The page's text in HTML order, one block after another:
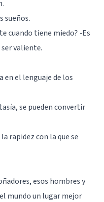
sueños.
cuando tiene miedo? -Es
valiente.
en el lenguaje de los
se pueden convertir
rapidez con la que se
esos hombres y
mundo un lugar mejor